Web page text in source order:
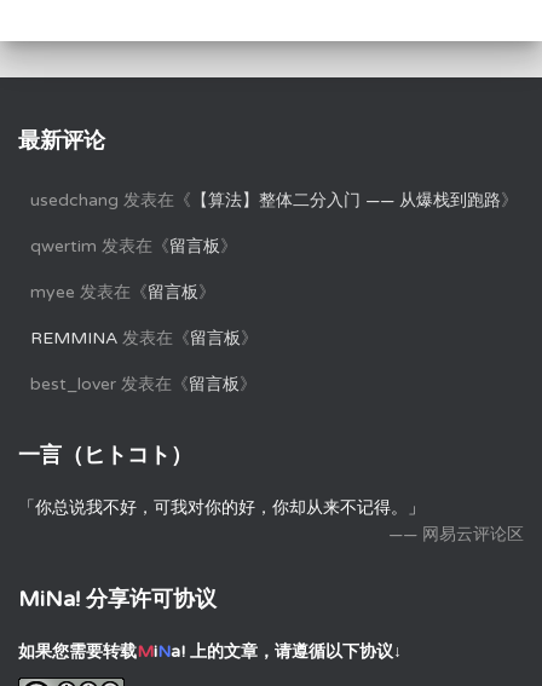
最新评论
usedchang 发表在《 【算法】整体二分入门 —— 从爆栈到跑路》
qwertim 发表在《留言板》
myee 发表在《留言板》
REMMINA 发表在《留言板》
best_lover 发表在《留言板》
一言（ヒトコト）
「你总说我不好，可我对你的好，你却从来不记得。」
—— 网易云评论区
MiNa! 分享许可协议
如果您需要转载MiNa! 上的文章，请遵循以下协议↓